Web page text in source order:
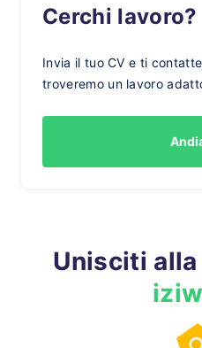
Cerchi lavoro?
Invia il tuo CV e ti
troveremo un lavoro
Unisciti